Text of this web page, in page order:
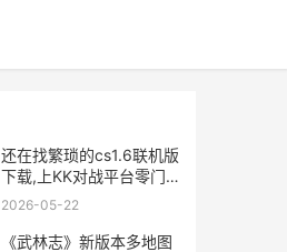
还在找繁琐的cs1.6联机版
下载,上KK对战平台零门
槛一键联机防卡顿 还在找
2026-05-22
《武林志》新版本多地图